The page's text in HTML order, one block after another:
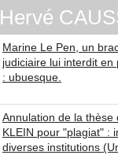
Hervé
Marine Le Pen, un
judiciaire lui interdit
: ubuesque.
Annulation de la
KLEIN pour "plagiat" :
diverses institutions